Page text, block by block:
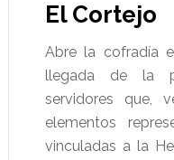
El Cortejo
Abre la cofradía
llegada de la
servidores que,
elementos
vinculadas a la